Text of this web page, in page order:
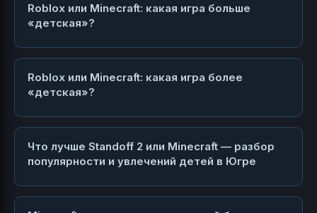
Roblox или Minecraft: какая игра больше
«детская»?
Roblox или Minecraft: какая игра более
«детская»?
Что лучше Standoff 2 или Minecraft — разбор
популярности и увлечений детей в Югре